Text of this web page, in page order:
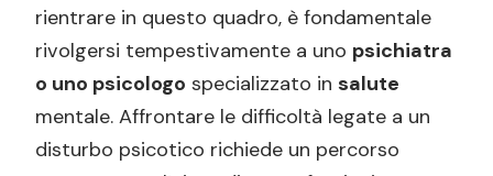
rientrare in questo quadro, è fondamentale
rivolgersi tempestivamente a uno psichiatra
o uno psicologo specializzato in salute
mentale. Affrontare le difficoltà legate a un
disturbo psicotico richiede un percorso